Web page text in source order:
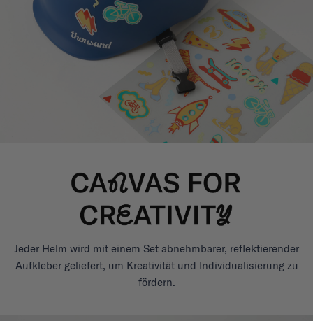
Jeder Helm wird mit einem Set abnehmbarer, reflektierender
Aufkleber geliefert, um Kreativität und Individualisierung zu
fördern.